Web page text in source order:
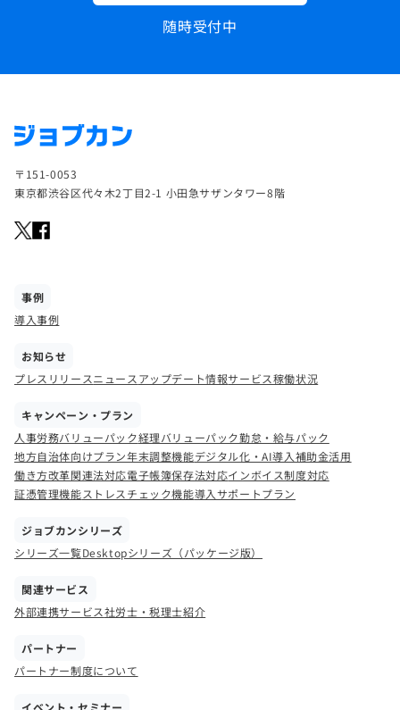
随時受付中
〒151-0053
東京都渋谷区代々木2丁目2-1 小田急サザンタワー8階
事例
導入事例
お知らせ
プレスリリースニュース アップデート情報サービス稼働状況
キャンペーン・プラン
人事労務バリューパック経理バリューパック勤怠・給与パック
地方自治体向けプラン年末調整機能デジタル化・AI導入補助金活用
働き方改革関連法対応電子帳簿保存法対応インボイス制度対応
証憑管理機能ストレスチェック機能導入サポートプラン
ジョブカンシリーズ
シリーズ一覧Desktopシリーズ（パッケージ版）
関連サービス
外部連携サービス社労士・税理士紹介
パートナー
パートナー制度について
イベント・セミナー